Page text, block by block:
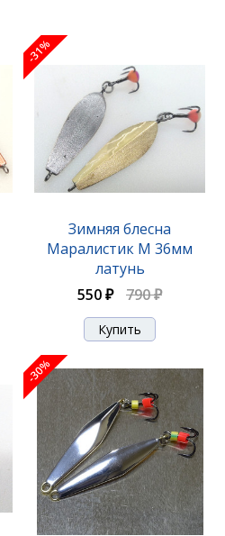
-31%
Зимняя блесна
Маралистик М 36мм
латунь
550 ₽
790 ₽
-30%